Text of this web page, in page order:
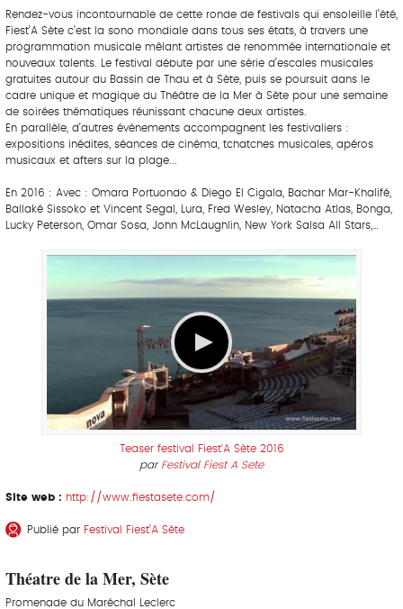
Rendez-vous incontournable de cette ronde de festivals qui ensoleille l’été,
Fiest’A Sète c’est la sono mondiale dans tous ses états, à travers une
programmation musicale mêlant artistes de renommée internationale et
nouveaux talents. Le festival débute par une série d’escales musicales
gratuites autour du Bassin de Thau et à Sète, puis se poursuit dans le
cadre unique et magique du Théâtre de la Mer à Sète pour une semaine
de soirées thématiques réunissant chacune deux artistes.
En parallèle, d’autres événements accompagnent les festivaliers :
expositions inédites, séances de cinéma, tchatches musicales, apéros
musicaux et afters sur la plage...
En 2016 : Avec : Omara Portuondo & Diego El Cigala, Bachar Mar-Khalifé,
Ballaké Sissoko et Vincent Segal, Lura, Fred Wesley, Natacha Atlas, Bonga,
Lucky Peterson, Omar Sosa, John McLaughlin, New York Salsa All Stars,…
Teaser festival Fiest'A Sète 2016
par Festival Fiest A Sete
Site web : http://www.fiestasete.com/
Publié par Festival Fiest’A Sète
Théatre de la Mer, Sète
Promenade du Maréchal Leclerc